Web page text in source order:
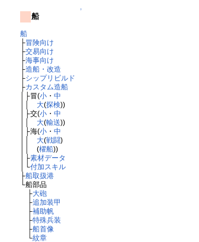
↑
船
船
├冒険向け
├交易向け
├海事向け
├造船・改造
├シップリビルド
├カスタム造船
│├冒(小・ 中
大(探検))
│├交(小・ 中
大(輸送))
│├海(小・ 中
大(戦闘)
││ (櫂船))
│├素材データ
│└付加スキル
├船取扱港
└船部品
├大砲
├追加装甲
├補助帆
├特殊兵装
├船首像
└紋章